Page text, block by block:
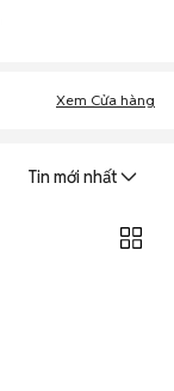
Xem Cửa hàng
Tin mới nhất